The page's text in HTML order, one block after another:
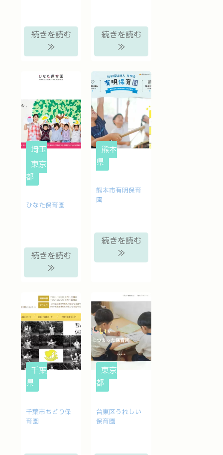
続きを読む
≫
続きを読む
≫
埼玉
県
東京
都
ひなた保育園
続きを読む
≫
熊本
県
熊本市有明保育
園
続きを読む
≫
千葉
県
千葉市ちどり保
育園
東京
都
台東区うれしい
保育園